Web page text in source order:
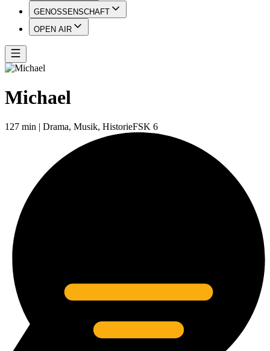
GENOSSENSCHAFT
OPEN AIR
Michael
127 min Drama, Musik, HistorieFSK 6